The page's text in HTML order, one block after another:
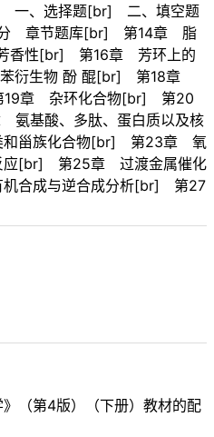
一、选择题[br] 二、填空题
章节题库[br] 第14章 脂
香性[br] 第16章 芳环上的
衍生物 酚 醌[br] 第18章
19章 杂环化合物[br] 第20
基酸、多肽、蛋白质以及核
甾族化合物[br] 第23章 氧
[br] 第25章 过渡金属催化
合成与逆合成分析[br] 第27
（第4版）（下册）教材的配